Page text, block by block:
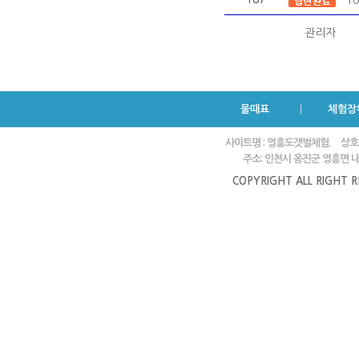
관리자
물때표 체험장
사이트명 : 영흥도갯벌체험.
상
주소: 인천시 옹진군 영흥면
COPYRIGHT ALL RIGHT